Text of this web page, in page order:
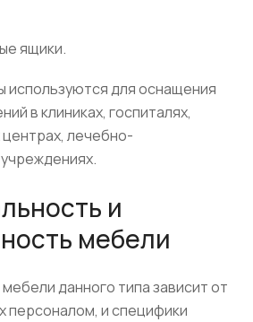
ящики.
используются для оснащения
в клиниках, госпиталях,
лечебно-
и
мебели
данного типа зависит от
персоналом, и специфики